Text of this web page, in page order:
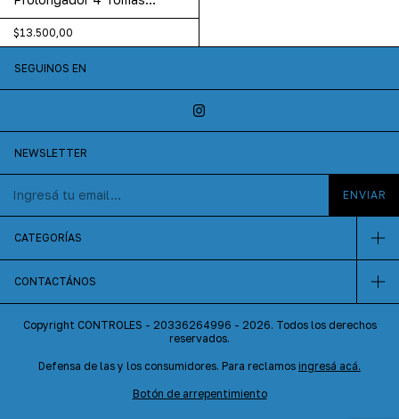
$13.500,00
SEGUINOS EN
NEWSLETTER
CATEGORÍAS
CONTACTÁNOS
Copyright CONTROLES - 20336264996 - 2026. Todos los derechos
reservados.
Defensa de las y los consumidores. Para reclamos ingresá acá.
Botón de arrepentimiento